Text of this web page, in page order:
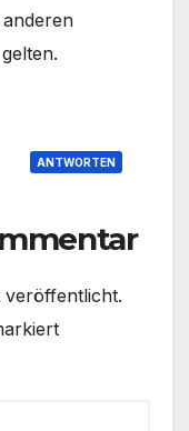
ANTWORTEN
veröffentlicht.